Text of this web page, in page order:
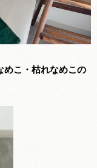
めこ・枯れなめこの